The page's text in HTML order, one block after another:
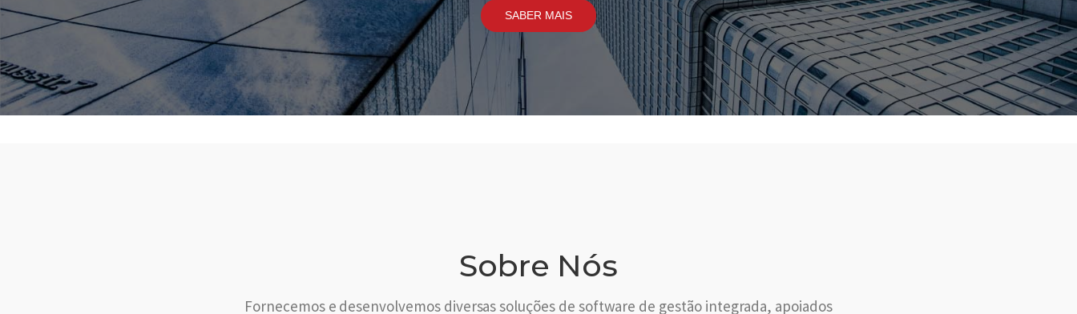
Sobre Nós
Fornecemos e desenvolvemos diversas soluções de software de gestão integrada, apoiados